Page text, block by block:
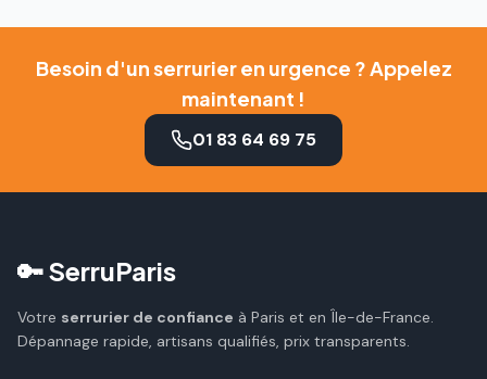
Besoin d'un serrurier en urgence ? Appelez
maintenant !
01 83 64 69 75
🔑 SerruParis
Votre serrurier de confiance à Paris et en Île-de-France.
Dépannage rapide, artisans qualifiés, prix transparents.